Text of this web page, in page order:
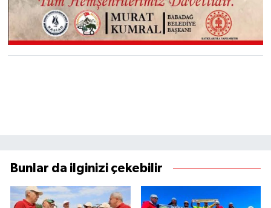
Bunlar da ilginizi çekebilir